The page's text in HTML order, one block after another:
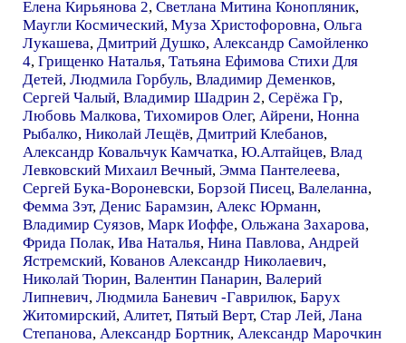
Елена Кирьянова 2, Светлана Митина Конопляник,
Маугли Космический, Муза Христофоровна, Ольга
Лукашева, Дмитрий Душко, Александр Самойленко
4, Грищенко Наталья, Татьяна Ефимова Стихи Для
Детей, Людмила Горбуль, Владимир Деменков,
Сергей Чалый, Владимир Шадрин 2, Серёжа Гр,
Любовь Малкова, Тихомиров Олег, Айрени, Нонна
Рыбалко, Николай Лещёв, Дмитрий Клебанов,
Александр Ковальчук Камчатка, Ю.Алтайцев, Влад
Левковский Михаил Вечный, Эмма Пантелеева,
Сергей Бука-Вороневски, Борзой Писец, Валеланна,
Фемма Зэт, Денис Барамзин, Алекс Юрманн,
Владимир Суязов, Марк Иоффе, Ольжана Захарова,
Фрида Полак, Ива Наталья, Нина Павлова, Андрей
Ястремский, Кованов Александр Николаевич,
Николай Тюрин, Валентин Панарин, Валерий
Липневич, Людмила Баневич -Гаврилюк, Барух
Житомирский, Алитет, Пятый Верт, Стар Лей, Лана
Степанова, Александр Бортник, Александр Марочкин